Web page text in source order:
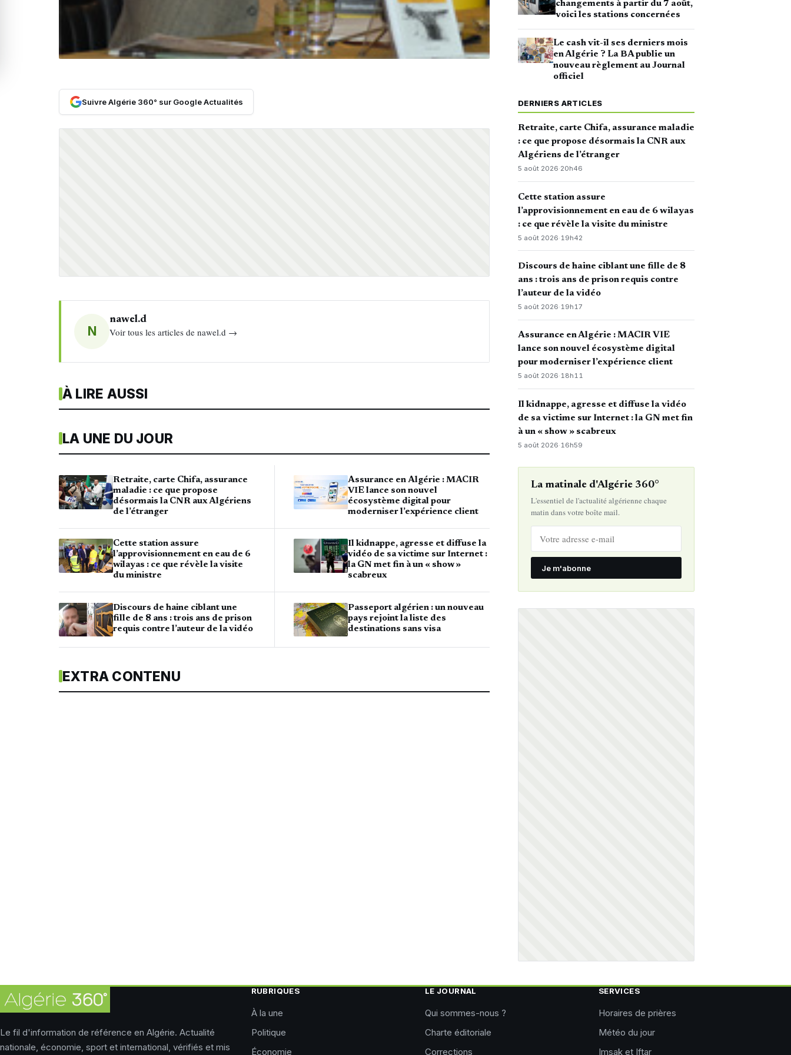
Suivre Algérie 360° sur Google Actualités
N
nawel.d
Voir tous les articles de nawel.d →
À LIRE AUSSI
LA UNE DU JOUR
Retraite, carte Chifa, assurance
maladie : ce que propose
désormais la CNR aux Algériens
de l’étranger
Cette station assure
l’approvisionnement en eau de 6
wilayas : ce que révèle la visite
du ministre
Discours de haine ciblant une
fille de 8 ans : trois ans de prison
requis contre l’auteur de la vidéo
Assurance en Algérie : MACIR
VIE lance son nouvel
écosystème digital pour
moderniser l’expérience client
Il kidnappe, agresse et diffuse la
vidéo de sa victime sur Internet :
la GN met fin à un « show »
scabreux
Passeport algérien : un nouveau
pays rejoint la liste des
destinations sans visa
EXTRA CONTENU
changements à partir du 7 août,
voici les stations concernées
Le cash vit-il ses derniers mois
en Algérie ? La BA publie un
nouveau règlement au Journal
officiel
DERNIERS ARTICLES
Retraite, carte Chifa, assurance maladie
: ce que propose désormais la CNR aux
Algériens de l’étranger
5 août 2026·20h46
Cette station assure
l’approvisionnement en eau de 6 wilayas
: ce que révèle la visite du ministre
5 août 2026· 19h42
Discours de haine ciblant une fille de 8
ans : trois ans de prison requis contre
l’auteur de la vidéo
5 août 2026·19h17
Assurance en Algérie : MACIR VIE
lance son nouvel écosystème digital
pour moderniser l’expérience client
5 août 2026·18h11
Il kidnappe, agresse et diffuse la vidéo
de sa victime sur Internet : la GN met fin
à un « show » scabreux
5 août 2026· 16h59
La matinale d'Algérie 360°
L'essentiel de l'actualité algérienne chaque
matin dans votre boîte mail.
Je m'abonne
Le fil d'information de référence en Algérie. Actualité
nationale, économie, sport et international, vérifiés et mis
RUBRIQUES
À la une
Politique
Économie
LE JOURNAL
Qui sommes-nous ?
Charte éditoriale
Corrections
SERVICES
Horaires de prières
Météo du jour
Imsak et Iftar